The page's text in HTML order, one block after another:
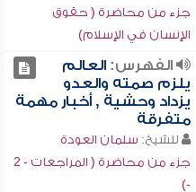
جزء من محاضرة ( حقوق
الإنسان في الإسلام)
الفهرس:العالم
يلزم صمته والعدو
يزداد وحشية , أخبار مهمة
متفرقة
للشيخ: سلمان العودة
جزء من محاضرة ( المراجعات - 2
-)